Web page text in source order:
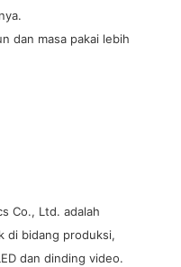
dan masa pakai lebih
Co., Ltd. adalah
di bidang produksi,
dan dinding video.